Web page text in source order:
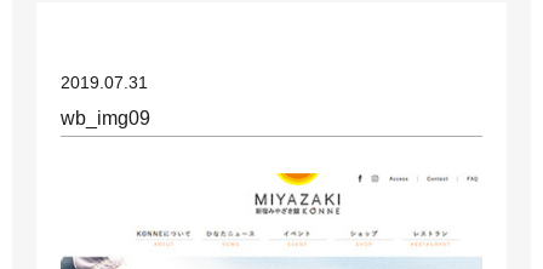
2019.07.31
wb_img09